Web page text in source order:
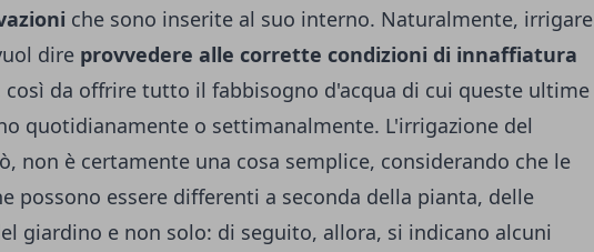
che sono inserite al suo interno. Naturalmente, irrigare
dire provvedere alle corrette condizioni di innaffiatura
così da offrire tutto il fabbisogno d'acqua di cui queste ultime
quotidianamente o settimanalmente. L'irrigazione del
non è certamente una cosa semplice, considerando che le
possono essere differenti a seconda della pianta, delle
giardino e non solo: di seguito, allora, si indicano alcuni